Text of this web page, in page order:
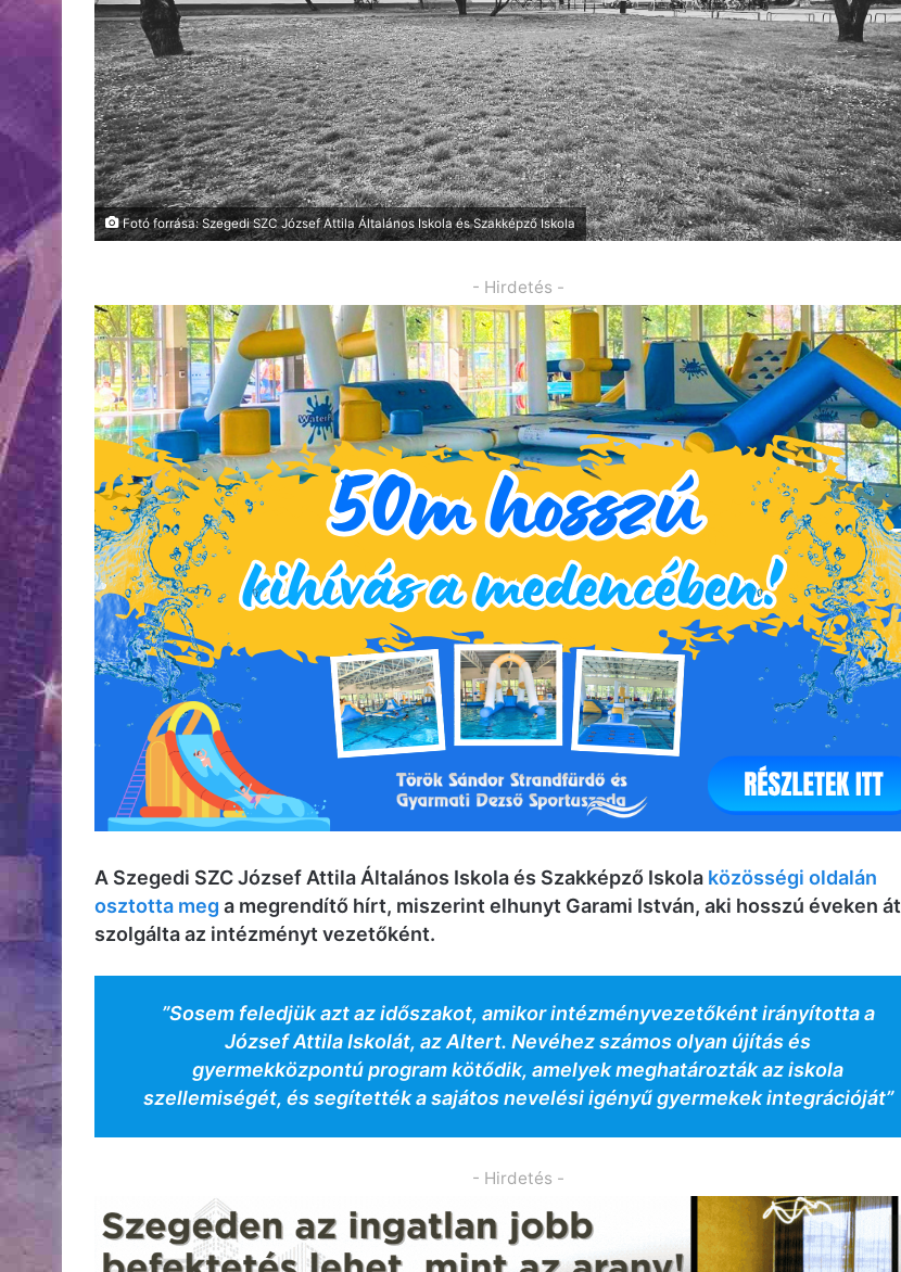
Fotó forrása: Szegedi SZC József Attila Általános Iskola és Szakképző Iskola
- Hirdetés -
A Szegedi SZC József Attila Általános Iskola és Szakképző Iskola közösségi oldalán
osztotta meg a megrendítő hírt, miszerint elhunyt Garami István, aki hosszú éveken át
szolgálta az intézményt vezetőként.
​”Sosem feledjük azt az időszakot, amikor intézményvezetőként irányította a
József Attila Iskolát, az Altert. Nevéhez számos olyan újítás és
gyermekközpontú program kötődik, amelyek meghatározták az iskola
szellemiségét, és segítették a sajátos nevelési igényű gyermekek integrációját”
- Hirdetés -